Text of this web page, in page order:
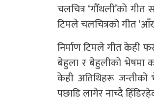
चलचित्र ‘गौँथली’को गीत
टिमले चलचित्रको गीत
निर्माण टिमले गीत केही
बेहुला र बेहुलीको भेषमा
केही अतिथिहरू
पछाडि लागेर नाच्दै